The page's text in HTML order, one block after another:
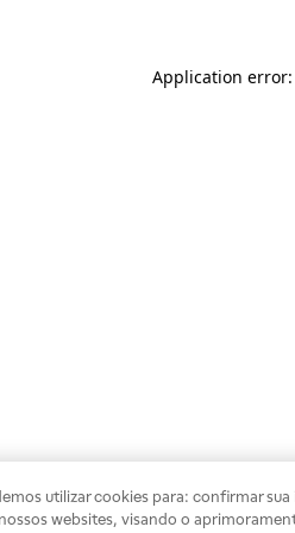
Application
utilizar cookies para: confirmar
websites, visando o